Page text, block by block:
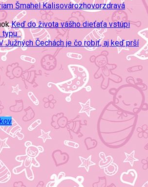
Šmahel Kalisovározhovorzdravá
Keď do života vášho dieťaťa vstúpi
typu
Južných Čechách je čo robiť, aj keď prší